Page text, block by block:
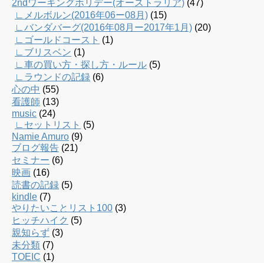
2ndワーキングホリデー(オーストラリア) (47)
∟メルボルン(2016年06ー08月) (15)
∟バンダバーグ(2016年08月ー2017年1月) (20)
∟ゴールドコースト (1)
∟ブリスベン (1)
∟車の買い方・探し方・ルール (5)
∟ラウンドの記録 (6)
心の中 (55)
看護師 (13)
music (24)
∟セットリスト (5)
Namie Amuro (9)
ブログ報告 (21)
セミナー (6)
映画 (16)
読書の記録 (5)
kindle (7)
やりたいことリスト100 (3)
ヒッチハイク (5)
親知らず (3)
未分類 (7)
TOEIC (1)